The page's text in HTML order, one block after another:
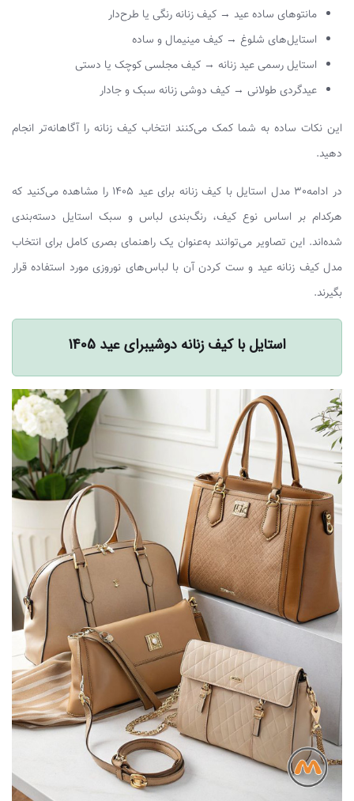
مانتوهای ساده عید → کیف زنانه رنگی یا طرح‌دار
استایل‌های شلوغ → کیف مینیمال و ساده
استایل رسمی عید زنانه → کیف مجلسی کوچک یا دستی
عیدگردی طولانی → کیف دوشی زنانه سبک و جادار
این نکات ساده به شما کمک می‌کنند انتخاب کیف زنانه را آگاهانه‌تر انجام
دهید.
در ادامه30 مدل استایل با کیف زنانه برای عید 1405 را مشاهده می‌کنید که
هرکدام بر اساس نوع کیف، رنگ‌بندی لباس و سبک استایل دسته‌بندی
شده‌اند. این تصاویر می‌توانند به‌عنوان یک راهنمای بصری کامل برای انتخاب
مدل کیف زنانه عید و ست کردن آن با لباس‌های نوروزی مورد استفاده قرار
بگیرند.
استایل با کیف زنانه دوشیبرای عید 1405